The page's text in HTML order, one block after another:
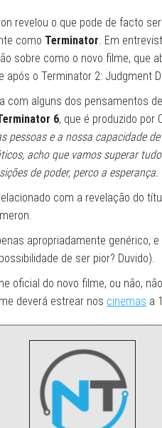
revelou o que pode de facto
como Terminator. Em
sobre como o novo filme, que
o Terminator 2: Judgment
alguns dos pensamentos
6, que é produzido por
pessoas e a nossa capacidade
acho que vamos superar
de poder, perco a esperança.
com a revelação do
apropriadamente genérico,
de ser pior? Duvido).
oficial do novo filme, ou não,
deverá estrear nos cinemas a